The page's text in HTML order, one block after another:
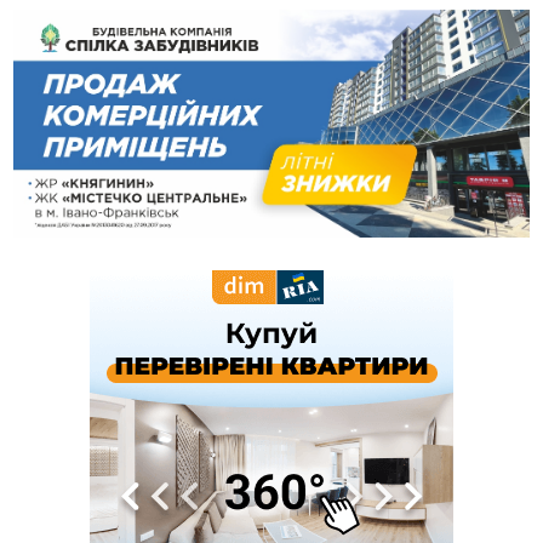
13:25
Пірс, ігровий майданчик і зона для пікніків: оголосили
тендер на 7 мільйонів на благоустрій Німецького озера
12:14
У Калуші на озері в міському парку масово загинули
качки та риба
11:18
Майстра лісу з Верховинщини оштрафували на 600 тисяч за
переправлення чоловіків до Румунії
10:49
На Прикарпатті через негоду сталися аварійні вимкнення
світла
За змову на тендері для Долинської лікарні двох
Яремчанський суд виніс вирок чоловіку, який у Буковелі
вкрав із супермаркету пляшку віскі за 8,5 тисяч
В урочищі біля Галича археологи відкопали давньоруську
вагову гирку XII–XIII століть
У Франківську медики провели серію складних операцій
на аорті
07 Серпня
ФОТО
У Богородчанах на "зебрі" водій Audi наїхав на
хлопчика з велосипедом